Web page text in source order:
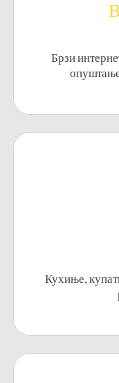
Брзи
Кухиње,